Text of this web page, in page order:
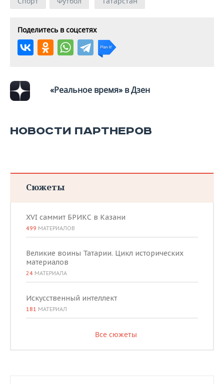
Поделитесь в соцсетях
«Реальное время» в Дзен
НОВОСТИ ПАРТНЕРОВ
Сюжеты
XVI саммит БРИКС в Казани
499 МАТЕРИАЛОВ
Великие воины Татарии. Цикл исторических
материалов
24 МАТЕРИАЛА
Искусственный интеллект
181 МАТЕРИАЛ
Все сюжеты